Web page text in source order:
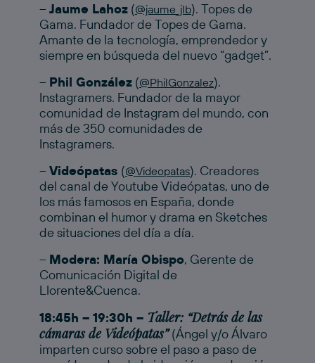
– Jaume Lahoz (@jaume_jlb). Topes de
Gama. Fundador de Topes de Gama.
Amante de la tecnología, emprendedor y
siempre en búsqueda del nuevo “gadget”.
– Phil González (@PhilGonzalez).
Instagramers. Fundador de la mayor
comunidad de Instagram del mundo, con
más de 350 comunidades de
Instagramers.
– Videópatas (@Videopatas). Creadores
del canal de Youtube Videópatas, uno de
los más famosos en España, donde
combinan el humor y drama en Sketches
de situaciones del día a día.
– Modera: María Obispo, Gerente de
Comunicación Digital de
Llorente&Cuenca.
18:45h – 19:30h – Taller: “Detrás de las
cámaras de Videópatas”(Ángel y/o Álvaro
imparten curso sobre el paso a paso de